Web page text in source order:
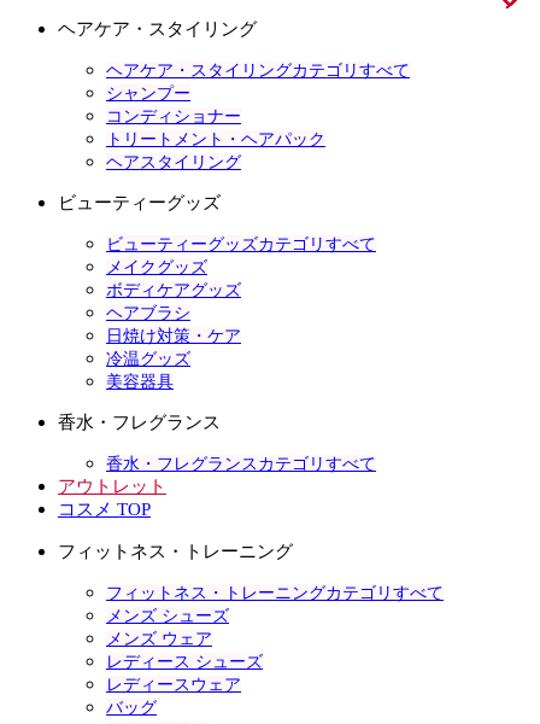
ヘアケア・スタイリング
ヘアケア・スタイリングカテゴリすべて
シャンプー
コンディショナー
トリートメント・ヘアパック
ヘアスタイリング
ビューティーグッズ
ビューティーグッズカテゴリすべて
メイクグッズ
ボディケアグッズ
ヘアブラシ
日焼け対策・ケア
冷温グッズ
美容器具
香水・フレグランス
香水・フレグランスカテゴリすべて
アウトレット
コスメ TOP
フィットネス・トレーニング
フィットネス・トレーニングカテゴリすべて
メンズ シューズ
メンズ ウェア
レディース シューズ
レディースウェア
バッグ